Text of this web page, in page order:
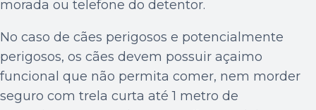
morada ou telefone do detentor.
No caso de cães perigosos e potencialmente
perigosos, os cães devem possuir açaimo
funcional que não permita comer, nem morder
seguro com trela curta até 1 metro de